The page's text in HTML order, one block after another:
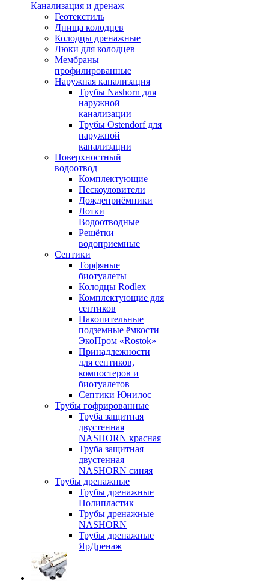
Канализация и дренаж
Геотекстиль
Днища колодцев
Колодцы дренажные
Люки для колодцев
Мембраны
профилированные
Наружная канализация
Трубы Nashorn для
наружной
канализации
Трубы Ostendorf для
наружной
канализации
Поверхностный
водоотвод
Комплектующие
Пескоуловители
Дождеприёмники
Лотки
Водоотводные
Решётки
водоприемные
Септики
Торфяные
биотуалеты
Колодцы Rodlex
Комплектующие для
септиков
Накопительные
подземные ёмкости
ЭкоПром «Rostok»
Принадлежности
для септиков,
компостеров и
биотуалетов
Септики Юнилос
Трубы гофрированные
Труба защитная
двустенная
NASHORN красная
Труба защитная
двустенная
NASHORN синяя
Трубы дренажные
Трубы дренажные
Полипластик
Трубы дренажные
NASHORN
Трубы дренажные
ЯрДренаж